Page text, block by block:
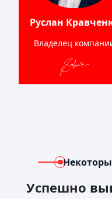
Руслан
Владелец
Успешно